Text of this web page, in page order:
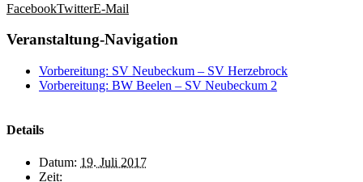
FacebookTwitterE-Mail
Veranstaltung-Navigation
Vorbereitung: SV Neubeckum – SV Herzebrock
Vorbereitung: BW Beelen – SV Neubeckum 2
Details
Datum: 19. Juli 2017
Zeit: